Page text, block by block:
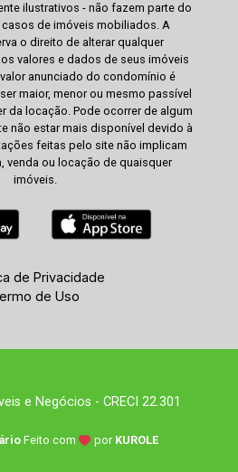
ilustrativos - não fazem parte do
de imóveis mobiliados. A
o direito de alterar qualquer
valores e dados de seus imóveis
anunciado do condomínio é
maior, menor ou mesmo passível
da locação. Pode ocorrer de algum
não estar mais disponível devido à
feitas pelo site não implicam
venda ou locação de quaisquer
imóveis.
de Privacidade
de Uso
e Negócios - CRECI 22.301
Feito com por KUROLE